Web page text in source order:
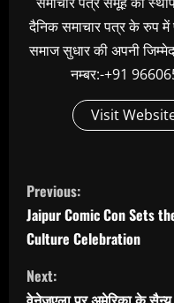
दैनिक समाचार पत्र के रुप में
समाज सुधार की अपनी
नम्बर:-+91
Visit
C
o
n
t
Previous:
Jaipur Comic Con Sets
Culture Celebration
Next: